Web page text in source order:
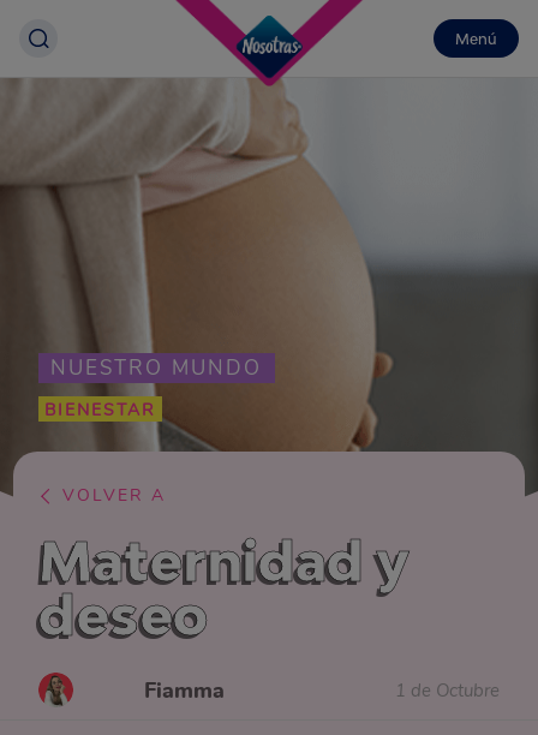
Menú
NUESTRO MUNDO
BIENESTAR
VOLVER A
Maternidad y
deseo
Fiamma 1 de Octubre